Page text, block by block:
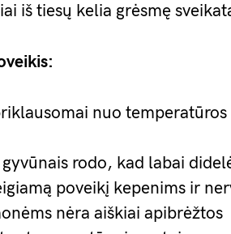
iš tiesų kelia grėsmę
nuo temperatūros
rodo, kad labai
poveikį kepenims ir
nėra aiškiai apibrėžtos